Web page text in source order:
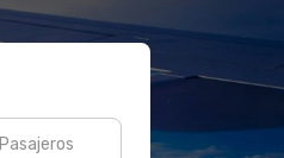
Pasajeros